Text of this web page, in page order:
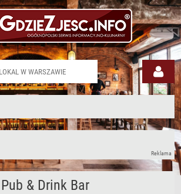
Reklama
Pub & Drink Bar